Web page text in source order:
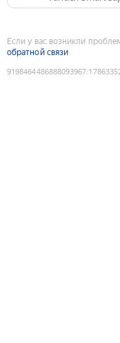
Если у вас возникли
обратной связи
9198464486888093967: